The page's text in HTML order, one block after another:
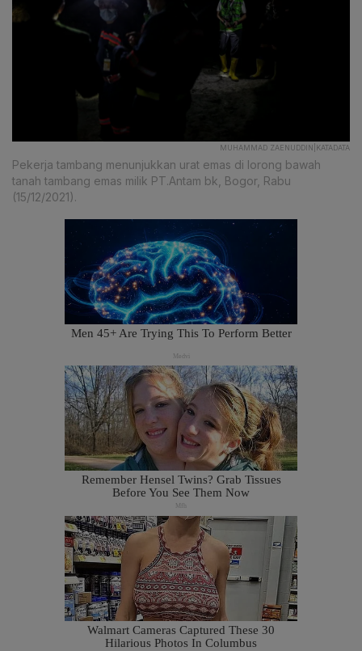
MUHAMMAD ZAENUDDIN|KATADATA
Pekerja tambang menunjukkan urat emas di lorong bawah
tanah tambang emas milik PT.Antam bk, Bogor, Rabu
(15/12/2021).